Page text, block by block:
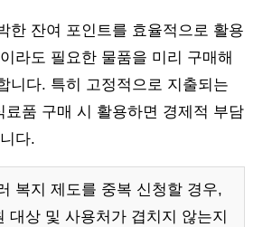
한 잔여 포인트를 효율적으로 활용
라도 필요한 물품을 미리 구매해
니다. 특히 고정적으로 지출되는
료품 구매 시 활용하면 경제적 부담
다.
복지 제도를 중복 신청할 경우,
대상 및 사용처가 겹치지 않는지